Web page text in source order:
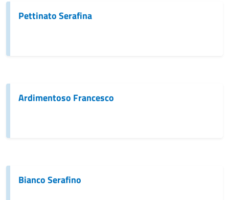
Pettinato Serafina
Ardimentoso Francesco
Bianco Serafino